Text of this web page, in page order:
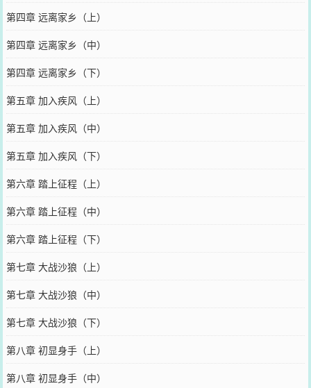
第四章 远离家乡（上）
第四章 远离家乡（中）
第四章 远离家乡（下）
第五章 加入疾风（上）
第五章 加入疾风（中）
第五章 加入疾风（下）
第六章 踏上征程（上）
第六章 踏上征程（中）
第六章 踏上征程（下）
第七章 大战沙狼（上）
第七章 大战沙狼（中）
第七章 大战沙狼（下）
第八章 初显身手（上）
第八章 初显身手（中）